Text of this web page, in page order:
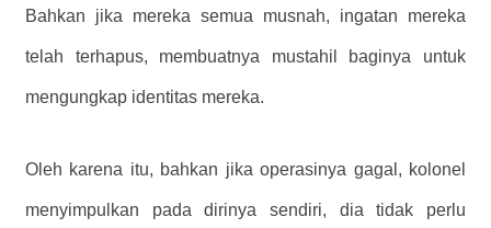
Bahkan jika mereka semua musnah, ingatan mereka
telah terhapus, membuatnya mustahil baginya untuk
mengungkap identitas mereka.
Oleh karena itu, bahkan jika operasinya gagal, kolonel
menyimpulkan pada dirinya sendiri, dia tidak perlu